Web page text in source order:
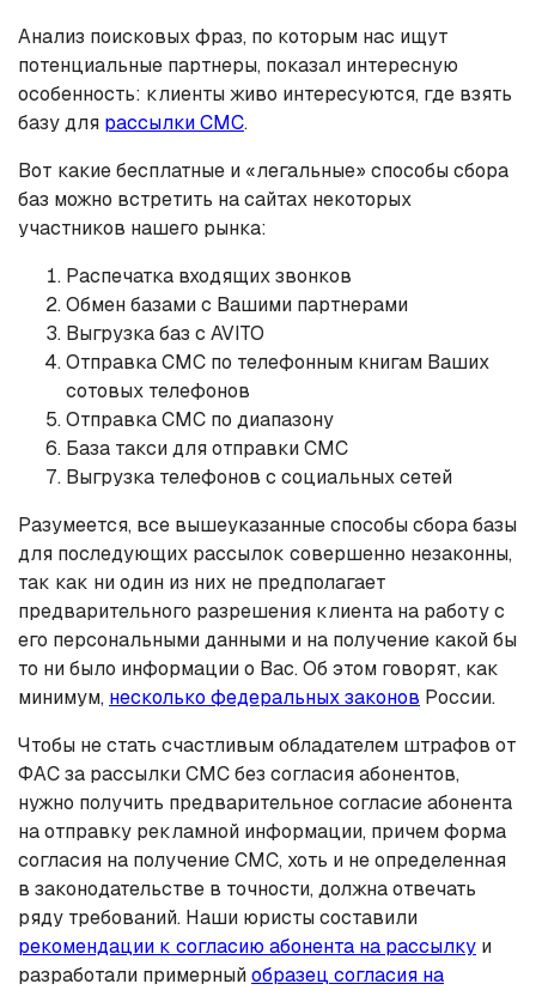
Анализ поисковых фраз, по которым нас ищут
потенциальные партнеры, показал интересную
особенность: клиенты живо интересуются, где взять
базу для рассылки СМС.
Вот какие бесплатные и «легальные» способы сбора
баз можно встретить на сайтах некоторых
участников нашего рынка:
Распечатка входящих звонков
Обмен базами с Вашими партнерами
Выгрузка баз с AVITO
Отправка СМС по телефонным книгам Ваших
сотовых телефонов
Отправка СМС по диапазону
База такси для отправки СМС
Выгрузка телефонов с социальных сетей
Разумеется, все вышеуказанные способы сбора базы
для последующих рассылок совершенно незаконны,
так как ни один из них не предполагает
предварительного разрешения клиента на работу с
его персональными данными и на получение какой бы
то ни было информации о Вас. Об этом говорят, как
минимум, несколько федеральных законов России.
Чтобы не стать счастливым обладателем штрафов от
ФАС за рассылки СМС без согласия абонентов,
нужно получить предварительное согласие абонента
на отправку рекламной информации, причем форма
согласия на получение СМС, хоть и не определенная
в законодательстве в точности, должна отвечать
ряду требований. Наши юристы составили
рекомендации к согласию абонента на рассылку и
разработали примерныйобразец согласия на